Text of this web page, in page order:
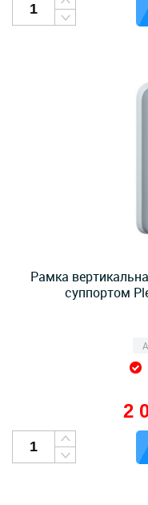
Рамка
суппортом
2